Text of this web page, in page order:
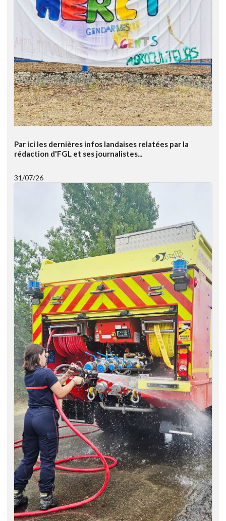
Par ici les dernières infos landaises relatées par la
rédaction d'FGL et ses journalistes...
31/07/26